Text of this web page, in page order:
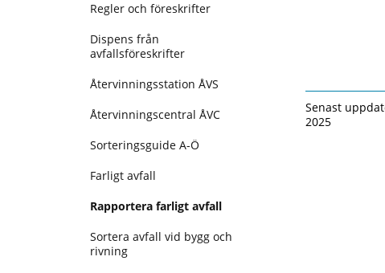
Regler och föreskrifter
Dispens från
avfallsföreskrifter
Återvinningsstation ÅVS
Återvinningscentral ÅVC
Sorteringsguide A-Ö
Farligt avfall
Rapportera farligt avfall
Sortera avfall vid bygg och
rivning
Senast
2025